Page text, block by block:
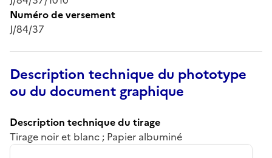
Numéro de versement
J/84/37
Description technique du phototype
ou du document graphique
Description technique du tirage
Tirage noir et blanc ; Papier albuminé